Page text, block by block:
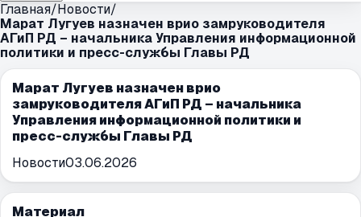
Главная/Новости/
Марат Лугуев назначен врио замруководителя
АГиП РД – начальника Управления информационной
политики и пресс-службы Главы РД
Марат Лугуев назначен врио
замруководителя АГиП РД – начальника
Управления информационной политики и
пресс-службы Главы РД
Новости03.06.2026
Материал